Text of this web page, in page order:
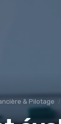
& Pilotage